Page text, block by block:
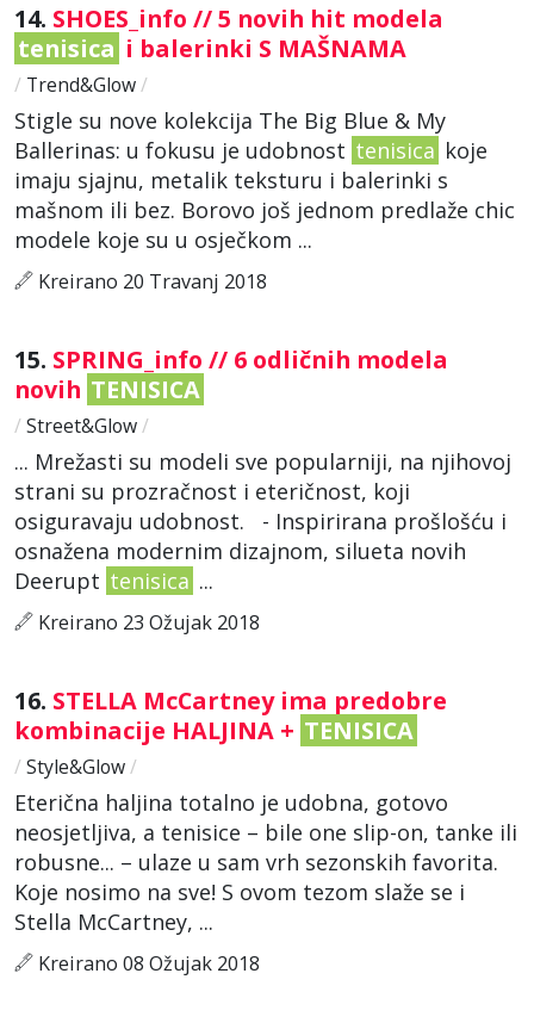
14. SHOES_info // 5 novih hit modela
tenisica i balerinki S MAŠNAMA
/ Trend&Glow/
Stigle su nove kolekcija The Big Blue & My
Ballerinas: u fokusu je udobnost tenisica koje
imaju sjajnu, metalik teksturu i balerinki s
mašnom ili bez. Borovo još jednom predlaže chic
modele koje su u osječkom ...
Kreirano 20 Travanj 2018
15. SPRING_info // 6 odličnih modela
novih TENISICA
/ Street&Glow/
... Mrežasti su modeli sve popularniji, na njihovoj
strani su prozračnost i eteričnost, koji
osiguravaju udobnost. - Inspirirana prošlošću i
osnažena modernim dizajnom, silueta novih
Deerupt tenisica ...
Kreirano 23 Ožujak 2018
16. STELLA McCartney ima predobre
kombinacije HALJINA + TENISICA
/ Style&Glow/
Eterična haljina totalno je udobna, gotovo
neosjetljiva, a tenisice – bile one slip-on, tanke ili
robusne... – ulaze u sam vrh sezonskih favorita.
Koje nosimo na sve! S ovom tezom slaže se i
Stella McCartney, ...
Kreirano 08 Ožujak 2018